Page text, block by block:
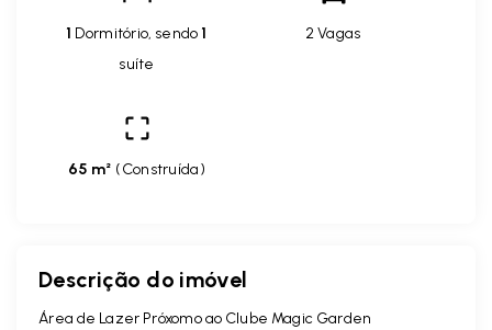
1 Dormitório, sendo1
suíte
2 Vagas
65 m² (Construída)
Descrição do imóvel
Área de Lazer Próxomo ao Clube Magic Garden